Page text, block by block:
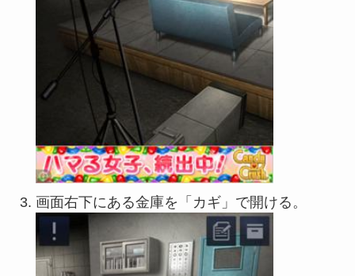
画面右下にある金庫を「カギ」で開ける。